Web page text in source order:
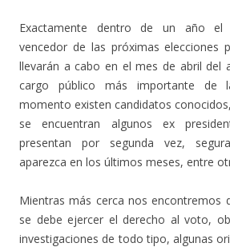
Exactamente dentro de un año el
vencedor de las próximas elecciones
llevarán a cabo en el mes de abril del
cargo público más importante de
momento existen candidatos
se encuentran algunos ex
presentan por segunda vez,
aparezca en los últimos meses, entre
Mientras más cerca nos encontremos
se debe ejercer el derecho al voto,
investigaciones de todo tipo, algunas